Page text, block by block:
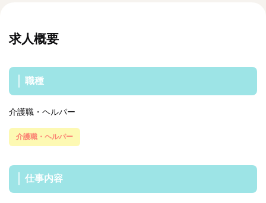
求人概要
職種
介護職・ヘルパー
介護職・ヘルパー
仕事内容